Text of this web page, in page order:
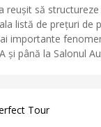
reușit să
listă de prețuri de
importante
și până la Salonul